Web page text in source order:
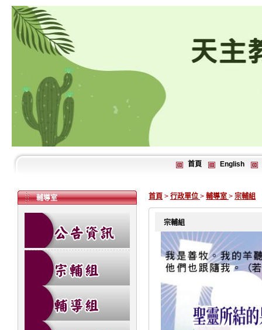
首頁 English
輔導室 首頁 > 行政單位 > 輔導室 > 宗輔組
宗輔組